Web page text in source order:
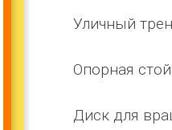
ограждение по периметру водозаб
Уличный
Опорная
Диск для